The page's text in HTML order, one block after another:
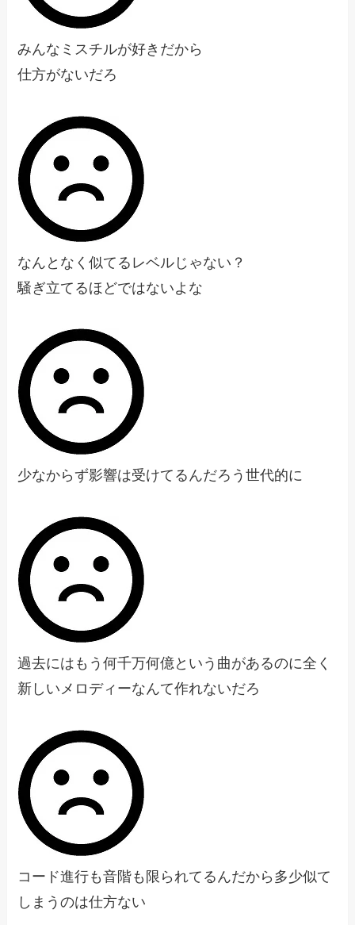
みんなミスチルが好きだから
仕方がないだろ
なんとなく似てるレベルじゃない？
騒ぎ立てるほどではないよな
少なからず影響は受けてるんだろう世代的に
過去にはもう何千万何億という曲があるのに全く
新しいメロディーなんて作れないだろ
コード進行も音階も限られてるんだから多少似て
しまうのは仕方ない